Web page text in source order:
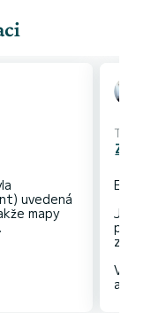
uvedená
mapy
Text
Je to